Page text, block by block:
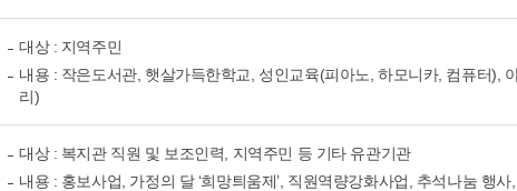
대상 : 지역주민
내용 : 작은도서관, 햇살가득한학교, 성인교육(피아노, 하모니카, 컴퓨터),
리)
대상 : 복지관 직원 및 보조인력, 지역주민 등 기타 유관기관
내용 : 홍보사업, 가정의 달 ‘희망틔움제’, 직원역량강화사업, 추석나눔 행